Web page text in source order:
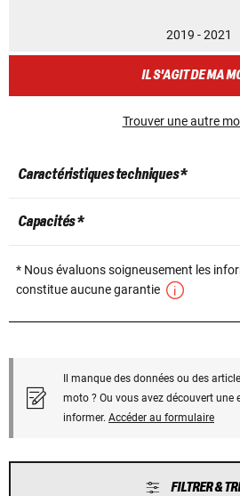
2019 - 2021
IL S'AGIT DE MA
Trouver une autre
Caractéristiques techniques *
Capacités *
* Nous évaluons soigneusement les
constitue aucune garantie
Il manque des données ou des
moto ? Ou vous avez découvert une
informer. Accéder au formulaire
FILTRER &